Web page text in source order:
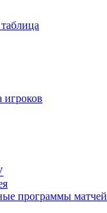
игроков
программы матчей